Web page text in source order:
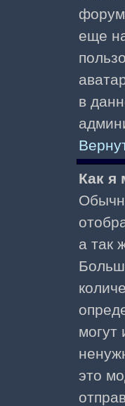
еще
в
Как я
а так
могут
это